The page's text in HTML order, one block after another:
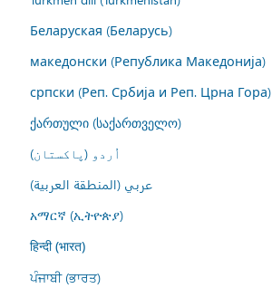
Беларуская (Беларусь)
македонски (Република Македонија)
српски (Реп. Србија и Реп. Црна Гора)
ქართული (საქართველო)
اُردو (پاکستان)
عربي (المنطقة العربية)
አማርኛ (ኢትዮጵያ)
हिन्दी (भारत)
ਪੰਜਾਬੀ (ਭਾਰਤ)